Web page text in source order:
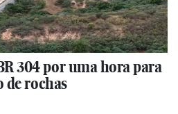
304 por uma hora para
de rochas